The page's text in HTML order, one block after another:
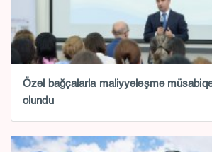
Özəl bağçalarla maliyyələşmə
olundu